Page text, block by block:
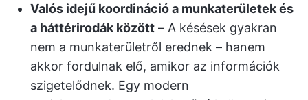
Valós idejű koordináció a munkaterületek és
a háttérirodák között – A késések gyakran
nem a munkaterületről erednek – hanem
akkor fordulnak elő, amikor az információk
szigetelődnek. Egy modern